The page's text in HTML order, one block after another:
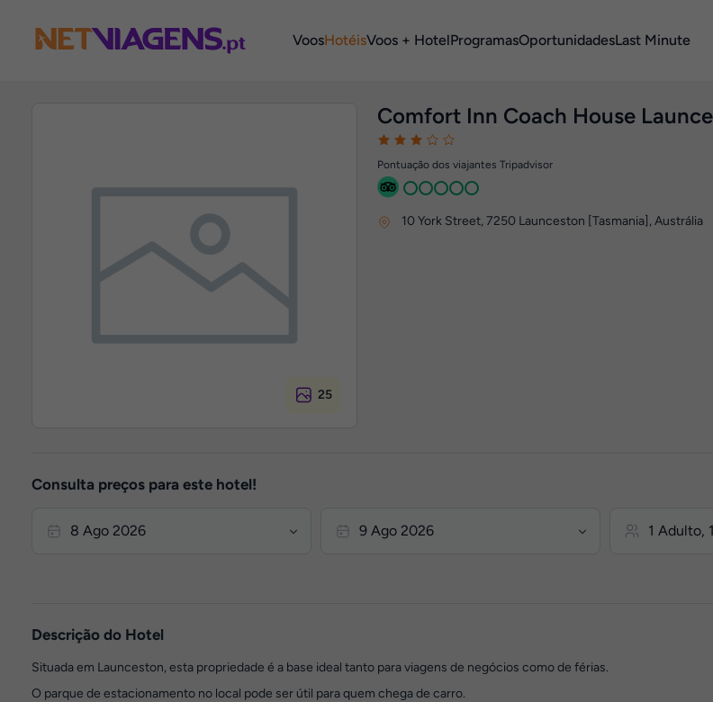
VoosHotéisVoos + HotelProgramasOportunidadesLast Minute
25
Comfort Inn Coach House
Pontuação dos viajantes Tripadvisor
10 York Street,7250 Launceston [Tasmania], Austrália
Consulta preços para este hotel!
Descrição do Hotel
Situada em Launceston, esta propriedade é a base ideal tanto para viagens de negócios como de férias.
O parque de estacionamento no local pode ser útil para quem chega de carro.